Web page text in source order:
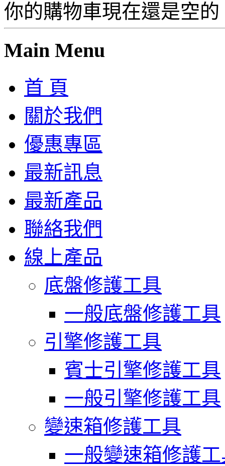
你的購物車現在還是空的
Main Menu
首 頁
關於我們
優惠專區
最新訊息
最新產品
聯絡我們
線上產品
底盤修護工具
一般底盤修護工具
引擎修護工具
賓士引擎修護工具
一般引擎修護工具
變速箱修護工具
一般變速箱修護